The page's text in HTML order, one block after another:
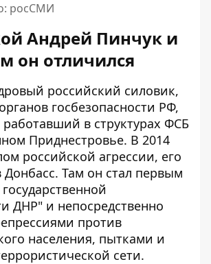
росСМИ
Андрей Пинчук и
он отличился
российский силовик,
госбезопасности РФ,
работавший в структурах ФСБ
Приднестровье. В 2014
российской агрессии, его
Донбасс. Там он стал первым
ДНР" и непосредственно
против
населения, пытками и
сети.